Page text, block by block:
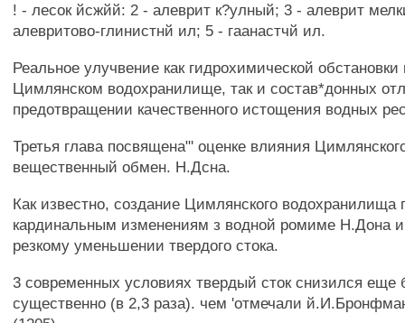
! - лесок йсжйй: 2 - алеврит к?улный; 3 - алеврит
алевритово-глинистнй ил; 5 - гаанастчй ил.
Реальное улучвение как гидрохимической
Цимлянском водохранилище, так и состав*донных
предотвращении качественного истощения водных
Третья глава посвящена"' оценке влияния
вещественный обмен. Н.Дсна.
Как известно, создание Цимлянского водохранилища
кардинальным изменениям з водной ромиме Н.Дона и
резкому уменьшении твердого стока.
3 современных условиях твердый сток снизился еще
существенно (в 2,3 раза). чем 'отмечали